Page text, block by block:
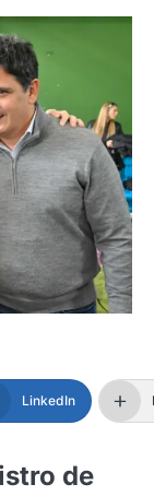
LinkedIn
de